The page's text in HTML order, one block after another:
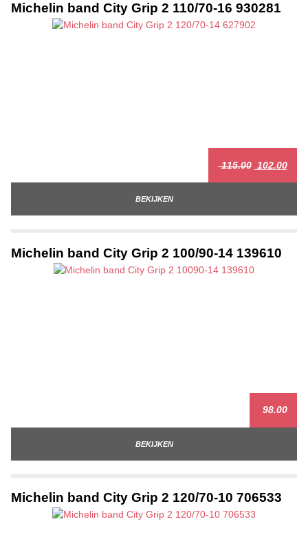
Michelin band City Grip 2 110/70-16 930281
115.00 102.00
BEKIJKEN
Michelin band City Grip 2 100/90-14 139610
98.00
BEKIJKEN
Michelin band City Grip 2 120/70-10 706533